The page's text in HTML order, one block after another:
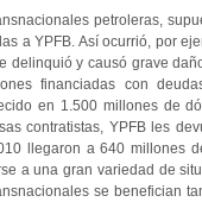
petroleras,
a YPFB. Así ocurrió, por
delinquió y causó grave
financiadas con
en 1.500 millones de
contratistas, YPFB les
llegaron a 640 millones
a una gran variedad de
se benefician